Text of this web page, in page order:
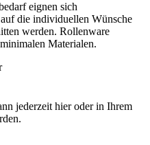
eignen sich
die individuellen Wünsche
werden. Rollenware
Materialen.
jederzeit hier oder in Ihrem